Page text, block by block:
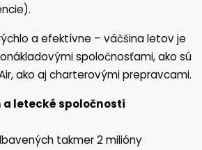
a efektívne – väčšina letov je
spoločnosťami, ako sú
ako aj charterovými prepravcami.
letecké spoločnosti
takmer 2 milióny